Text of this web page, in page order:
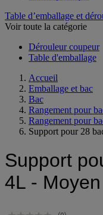
Table d’emballage et
Dérouleur coupeur
Accueil
Emballage et bac
Bac
Rangement pour
Rangement pour
Support
4L - Moyen